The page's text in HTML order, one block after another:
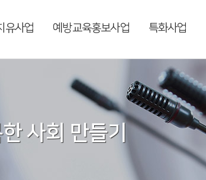
유사업 예방교육홍보사업 특화사업
사회 만들기